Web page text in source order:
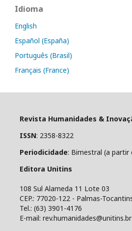
Idioma
English
Español (España)
Português (Brasil)
Français (France)
Revista Humanidades &
ISSN: 2358-8322
Periodicidade: Bimestral (a partir
Editora Unitins
108 Sul Alameda 11 Lote 03
CEP.: 77020-122 - Palmas-
Tel.: (63) 3901-4176
E-mail: rev.humanidades@unitins.br